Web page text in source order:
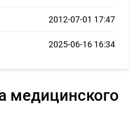
2012-07-01 17:47
2025-06-16 16:34